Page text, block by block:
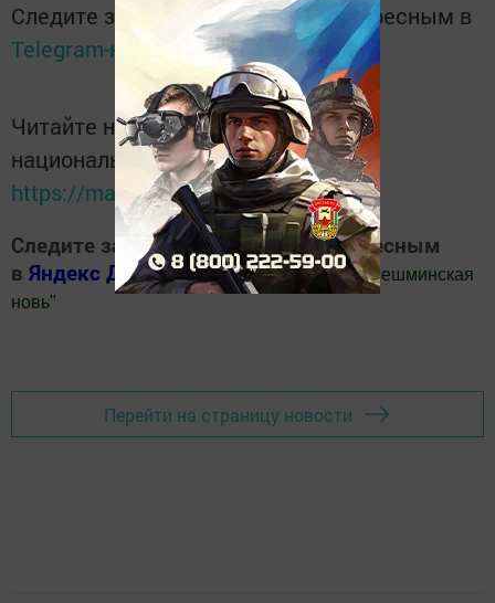
Следите за самым важным и интересным в
Telegram-канале
Татмедиа
Читайте новости Татарстана в
национальном мессенджере MАХ:
https://max.ru/tatmedia
Следите за самым важным и интересным
в Яндекс ДзениТелеграм канале"Шешминская
новь"
Перейти на страницу новости